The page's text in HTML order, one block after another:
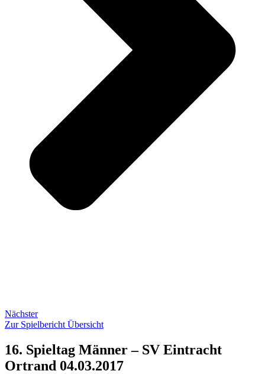
Nächster
Zur Spielbericht Übersicht
16. Spieltag Männer – SV Eintracht
Ortrand 04.03.2017